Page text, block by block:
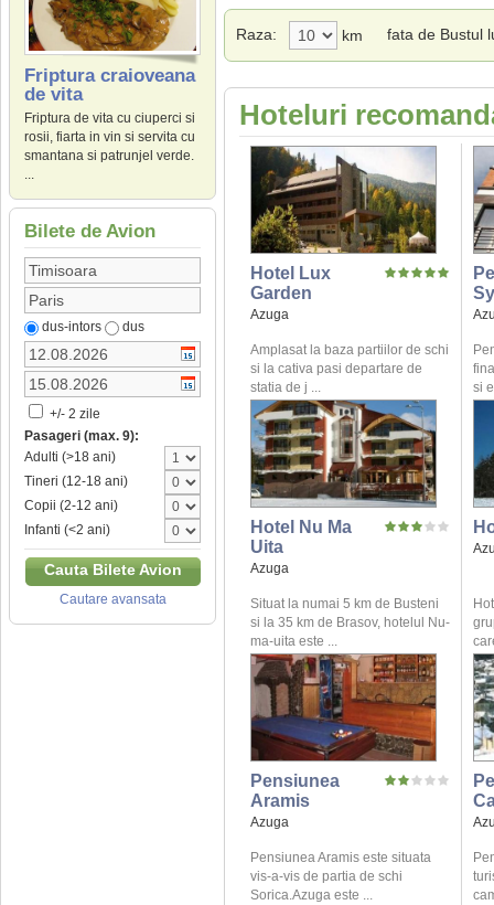
Friptura craioveana
de vita
Friptura de vita cu ciuperci si
rosii, fiarta in vin si servita cu
smantana si patrunjel verde.
...
Bilete de Avion
dus-intors dus
+/- 2 zile
Pasageri (max. 9):
Adulti (>18 ani)
Tineri (12-18 ani)
Copii (2-12 ani)
Infanti (<2 ani)
Cauta Bilete Avion
Cautare avansata
Raza: km fata de Bustul
Hoteluri
Hotel Lux
Garden
Azuga
Amplasat la baza partiilor de schi
si la cativa pasi departare de
statia de j ...
si
Hotel Nu Ma
Uita
Azuga
Situat la numai 5 km de Busteni
si la 35 km de Brasov, hotelul Nu-
ma-uita este ...
Pensiunea
Aramis
Azuga
Pensiunea Aramis este situata
vis-a-vis de partia de schi
Sorica.Azuga este ...